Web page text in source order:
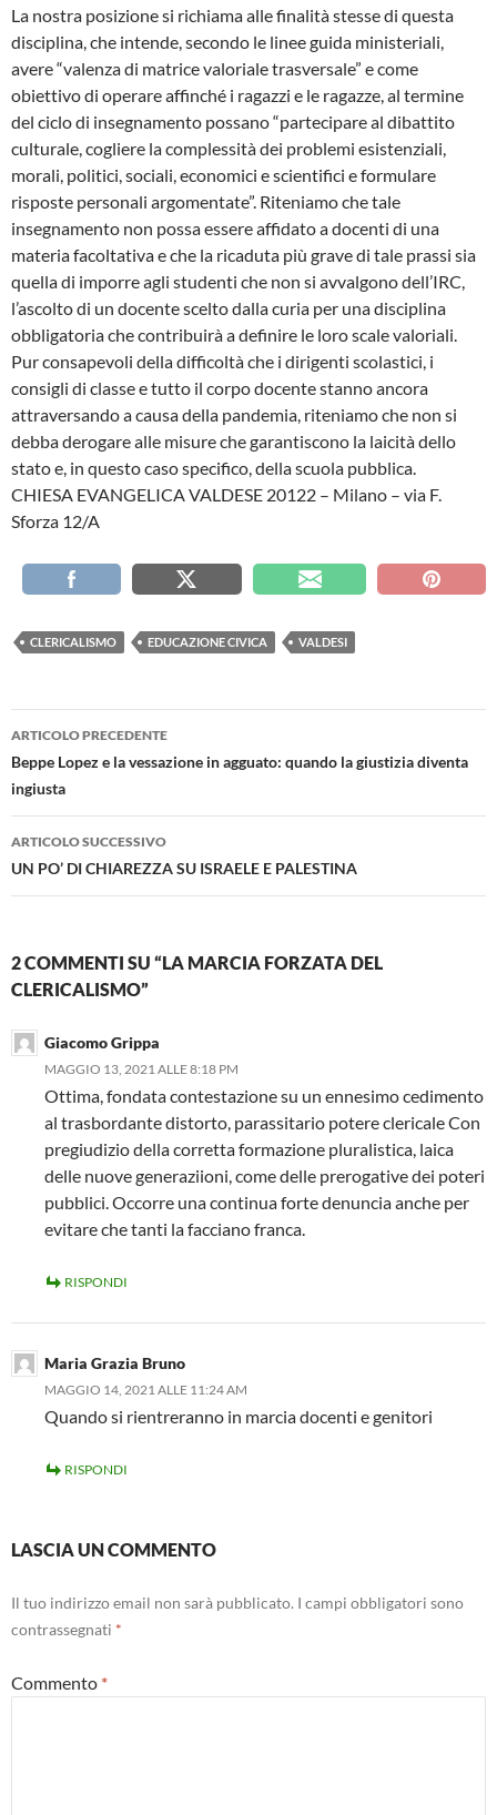
La nostra posizione si richiama alle finalità stesse di questa
disciplina, che intende, secondo le linee guida ministeriali,
avere “valenza di matrice valoriale trasversale” e come
obiettivo di operare affinché i ragazzi e le ragazze, al termine
del ciclo di insegnamento possano “partecipare al dibattito
culturale, cogliere la complessità dei problemi esistenziali,
morali, politici, sociali, economici e scientifici e formulare
risposte personali argomentate”. Riteniamo che tale
insegnamento non possa essere affidato a docenti di una
materia facoltativa e che la ricaduta più grave di tale prassi sia
quella di imporre agli studenti che non si avvalgono dell’IRC,
l’ascolto di un docente scelto dalla curia per una disciplina
obbligatoria che contribuirà a definire le loro scale valoriali.
Pur consapevoli della difficoltà che i dirigenti scolastici, i
consigli di classe e tutto il corpo docente stanno ancora
attraversando a causa della pandemia, riteniamo che non si
debba derogare alle misure che garantiscono la laicità dello
stato e, in questo caso specifico, della scuola pubblica.
CHIESA EVANGELICA VALDESE 20122 – Milano – via F.
Sforza 12/A
CLERICALISMO EDUCAZIONE CIVICA VALDESI
Navigazione
articolo
ARTICOLO PRECEDENTE
Beppe Lopez e la vessazione in agguato: quando la giustizia diventa
ingiusta
ARTICOLO SUCCESSIVO
UN PO’ DI CHIAREZZA SU ISRAELE E PALESTINA
2 COMMENTI SU “LA MARCIA FORZATA DEL
CLERICALISMO”
Giacomo Grippa
MAGGIO 13, 2021 ALLE 8:18 PM
Ottima, fondata contestazione su un ennesimo cedimento
al trasbordante distorto, parassitario potere clericale Con
pregiudizio della corretta formazione pluralistica, laica
delle nuove generaziioni, come delle prerogative dei poteri
pubblici. Occorre una continua forte denuncia anche per
evitare che tanti la facciano franca.
RISPONDI
Maria Grazia Bruno
MAGGIO 14, 2021 ALLE 11:24 AM
Quando si rientreranno in marcia docenti e genitori
RISPONDI
LASCIA UN COMMENTO
Il tuo indirizzo email non sarà pubblicato. I campi obbligatori sono
contrassegnati *
Commento *